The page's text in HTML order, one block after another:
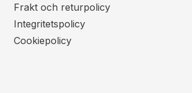
Frakt och returpolicy
Integritetspolicy
Cookiepolicy